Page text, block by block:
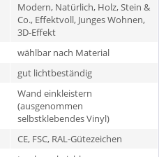
Modern, Natürlich, Holz, Stein &
Co., Effektvoll, Junges Wohnen,
3D-Effekt
wählbar nach Material
gut lichtbeständig
Wand einkleistern
(ausgenommen
selbstklebendes Vinyl)
CE, FSC, RAL-Gütezeichen